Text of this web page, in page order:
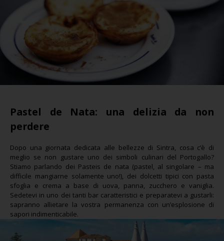
Pastel de Nata: una delizia da non
perdere
Dopo una giornata dedicata alle bellezze di Sintra, cosa c’è di
meglio se non gustare uno dei simboli culinari del Portogallo?
Stiamo parlando dei Pasteis de nata (pastel, al singolare – ma
difficile mangiarne solamente uno!), dei dolcetti tipici con pasta
sfoglia e crema a base di uova, panna, zucchero e vaniglia.
Sedetevi in uno dei tanti bar caratteristici e preparatevi a gustarli:
sapranno allietare la vostra permanenza con un’esplosione di
sapori indimenticabile.